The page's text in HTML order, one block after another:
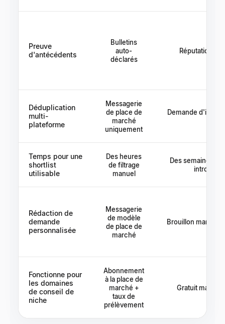
Preuve
d'antécédents
Bulletins
auto-
déclarés
Réputation
Déduplication
multi-
plateforme
Messagerie
de place de
marché
uniquement
Demande
Temps pour une
shortlist
utilisable
Des heures
de filtrage
manuel
Des semaines
Rédaction de
demande
personnalisée
Messagerie
de modèle
de place de
marché
Brouillon manuel
Fonctionne pour
les domaines
de conseil de
niche
Abonnement
à la place de
marché +
taux de
prélèvement
Gratuit mais